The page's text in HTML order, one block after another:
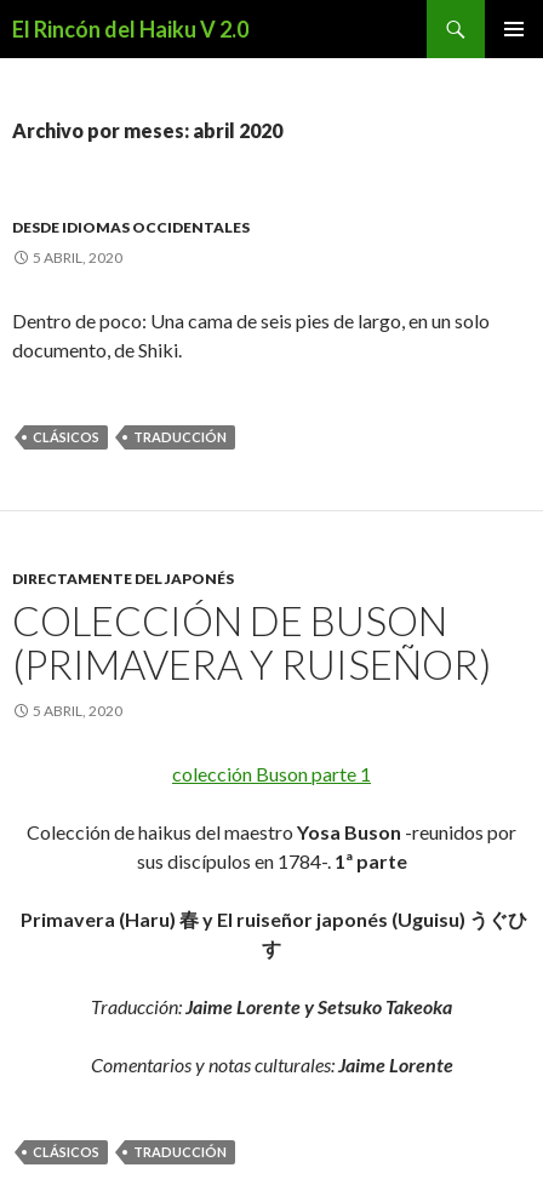
El Rincón del Haiku V 2.0
Archivo por meses: abril 2020
DESDE IDIOMAS OCCIDENTALES
5 ABRIL, 2020
Dentro de poco: Una cama de seis pies de largo, en un solo
documento, de Shiki.
CLÁSICOS TRADUCCIÓN
DIRECTAMENTE DEL JAPONÉS
COLECCIÓN DE BUSON
(PRIMAVERA Y RUISEÑOR)
5 ABRIL, 2020
colección Buson parte 1
Colección de haikus del maestro Yosa Buson -reunidos por
sus discípulos en 1784-. 1ª parte
Primavera (Haru) 春 y El ruiseñor japonés (Uguisu) うぐひ
す
Traducción:Jaime Lorente y Setsuko Takeoka
Comentarios y notas culturales:Jaime Lorente
CLÁSICOS TRADUCCIÓN